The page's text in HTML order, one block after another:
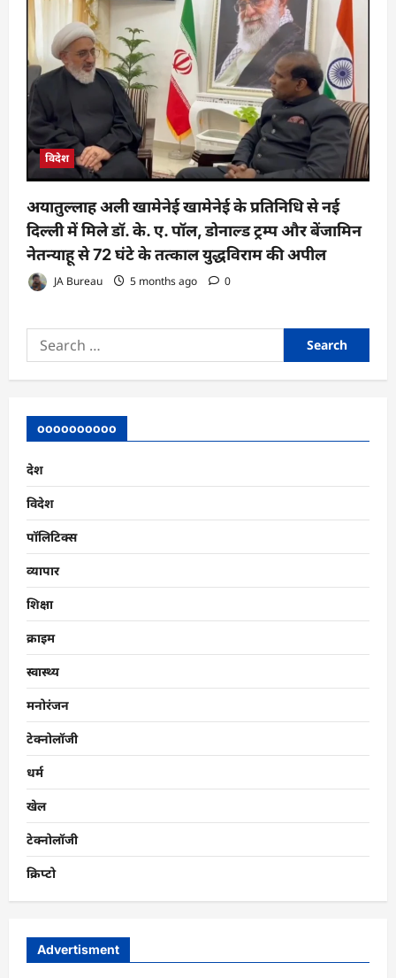
विदेश
अयातुल्लाह अली खामेनेई खामेनेई के प्रतिनिधि से नई
दिल्ली में मिले डॉ. के. ए. पॉल, डोनाल्ड ट्रम्प और बेंजामिन
नेतन्याहू से 72 घंटे के तत्काल युद्धविराम की अपील
JA Bureau 5 months ago 0
Search
for:
oooooooooo
देश
विदेश
पॉलिटिक्स
व्यापार
शिक्षा
क्राइम
स्वास्थ्य
मनोरंजन
टेक्नोलॉजी
धर्म
खेल
टेक्नोलॉजी
क्रिप्टो
Advertisment